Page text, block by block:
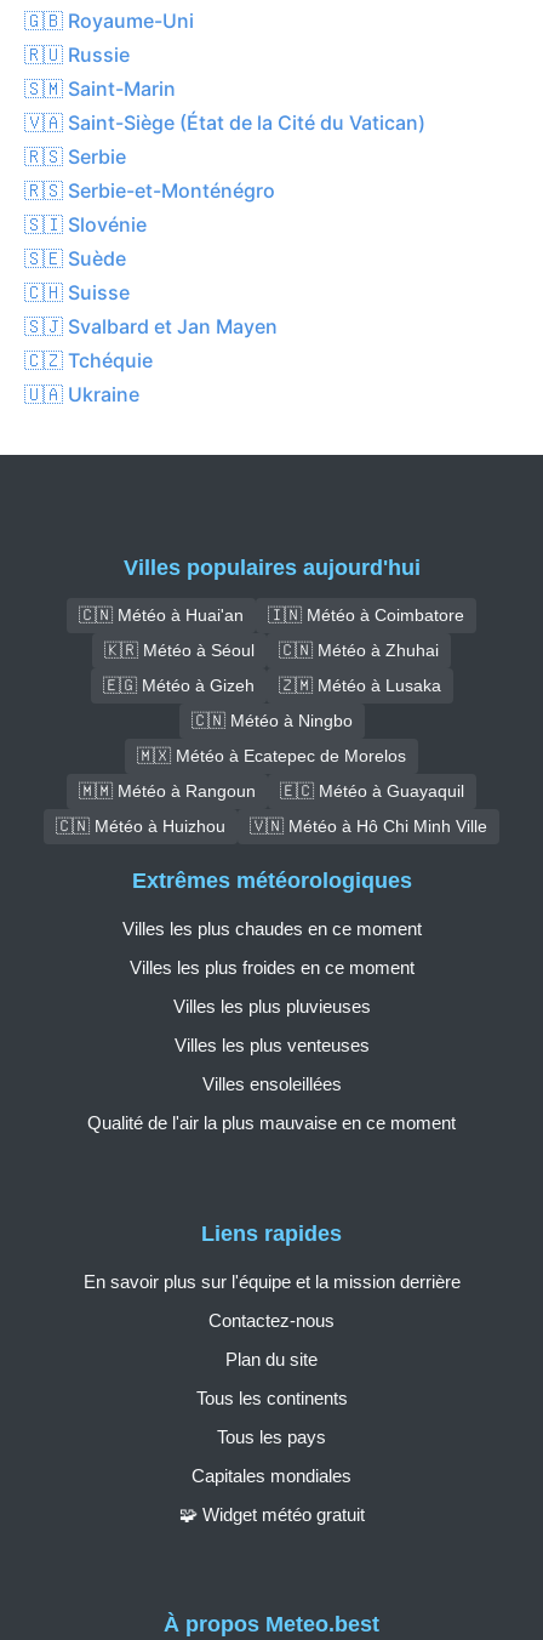
🇬🇧 Royaume-Uni
🇷🇺 Russie
🇸🇲 Saint-Marin
🇻🇦 Saint-Siège (État de la Cité du Vatican)
🇷🇸 Serbie
🇷🇸 Serbie-et-Monténégro
🇸🇮 Slovénie
🇸🇪 Suède
🇨🇭 Suisse
🇸🇯 Svalbard et Jan Mayen
🇨🇿 Tchéquie
🇺🇦 Ukraine
Villes populaires aujourd'hui
🇨🇳 Météo à Huai'an
🇮🇳 Météo à Coimbatore
🇰🇷 Météo à Séoul
🇨🇳 Météo à Zhuhai
🇪🇬 Météo à Gizeh
🇿🇲 Météo à Lusaka
🇨🇳 Météo à Ningbo
🇲🇽 Météo à Ecatepec de Morelos
🇲🇲 Météo à Rangoun
🇪🇨 Météo à Guayaquil
🇨🇳 Météo à Huizhou
🇻🇳 Météo à Hô Chi Minh Ville
À propos Meteo.best
Liens rapides
En savoir plus sur l'équipe et la mission derrière
Contactez-nous
Plan du site
Tous les continents
Tous les pays
Capitales mondiales
🧩 Widget météo gratuit
Extrêmes météorologiques
Villes les plus chaudes en ce moment
Villes les plus froides en ce moment
Villes les plus pluvieuses
Villes les plus venteuses
Villes ensoleillées
Qualité de l'air la plus mauvaise en ce moment